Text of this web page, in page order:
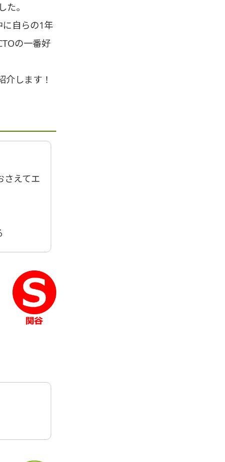
。
自らの1年
の一番好
介します！
さえてエ